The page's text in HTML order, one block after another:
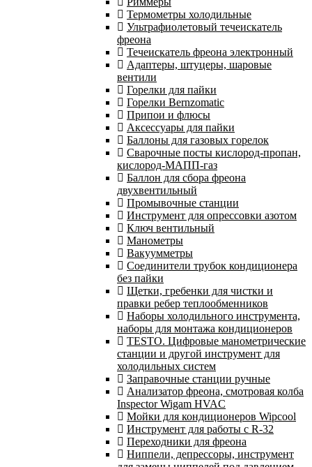
Термометры холодильные
Ультрафиолетовый течеискатель
фреона
Течеискатель фреона электронный
Адаптеры, штуцеры, шаровые
вентили
Горелки для пайки
Горелки Bernzomatic
Припои и флюсы
Аксессуары для пайки
Баллоны для газовых горелок
Сварочные посты кислород-пропан,
кислород-МАПП-газ
Баллон для сбора фреона
двухвентильный
Промывочные станции
Инструмент для опрессовки азотом
Ключ вентильный
Манометры
Вакуумметры
Соединители трубок кондиционера
без пайки
Щетки, гребенки для чистки и
правки ребер теплообменников
Наборы холодильного инструмента,
наборы для монтажа кондиционеров
TESTO. Цифровые манометрические
станции и другой инструмент для
холодильных систем
Заправочные станции ручные
Анализатор фреона, смотровая колба
Inspector Wigam HVAC
Мойки для кондиционеров Wipcool
Инструмент для работы с R-32
Переходники для фреона
Ниппели, депрессоры, инструмент